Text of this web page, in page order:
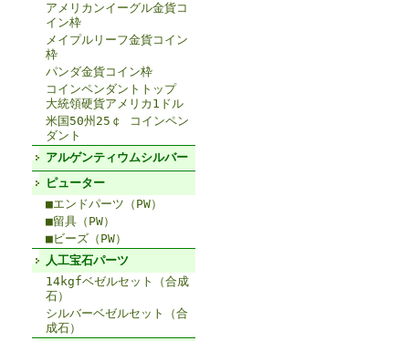
アメリカンイーグル金貨コ
イン枠
メイプルリーフ金貨コイン
枠
パンダ金貨コイン枠
コインペンダントトップ
大統領硬貨アメリカ1ドル
米国50州25￠ コインペン
ダント
アルゲンティウムシルバー
ピューター
■エンドパーツ（PW）
■留具（PW）
■ビーズ（PW）
人工宝石パーツ
14kgfベゼルセット（合成
石）
シルバーベゼルセット（合
成石）